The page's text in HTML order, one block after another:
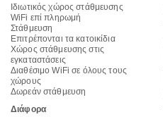
Ιδιωτικός χώρος στάθμευσης
WiFi επί πληρωμή
Στάθμευση
Επιτρέπονται τα κατοικίδια
Χώρος στάθμευσης στις
εγκαταστάσεις
Διαθέσιμο WiFi σε όλους τους
χώρους
Δωρεάν στάθμευση
Διάφορα